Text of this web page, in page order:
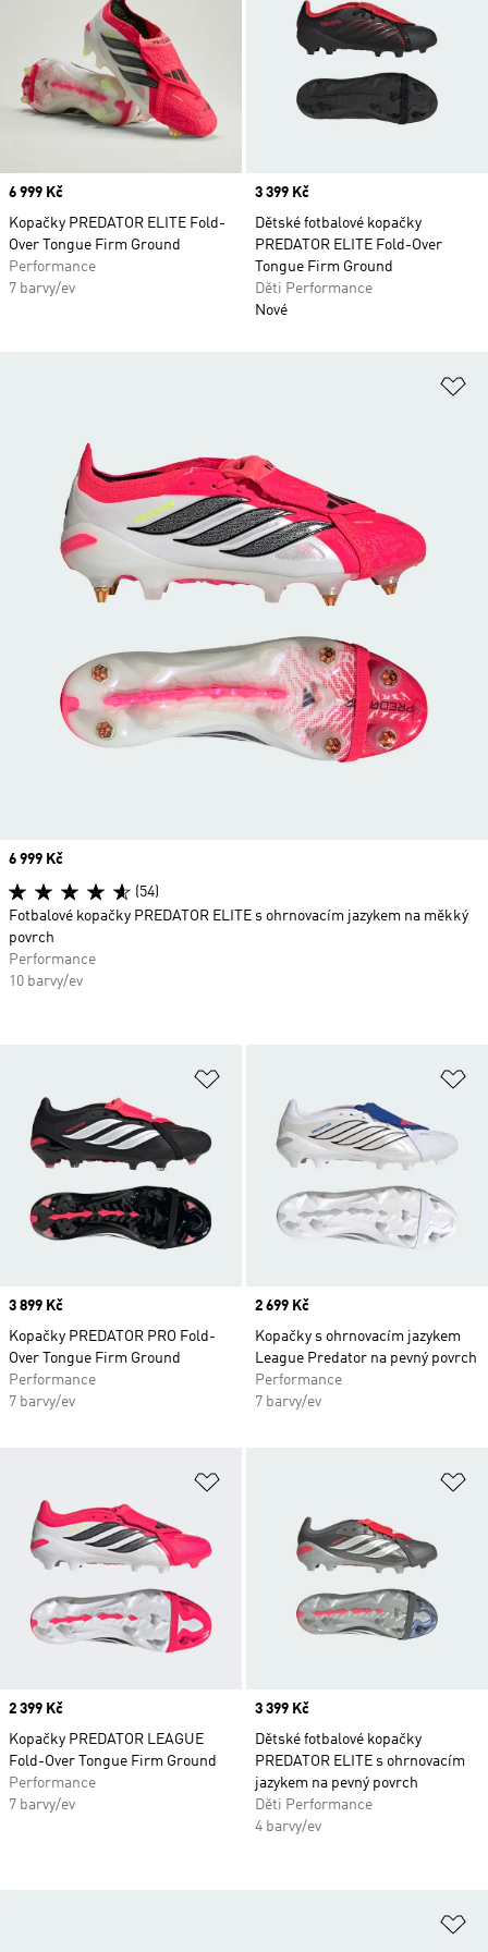
Price
6 999 Kč
Kopačky PREDATOR ELITE Fold-
Over Tongue Firm Ground
Performance
7 barvy/ev
Price
3 399 Kč
Dětské fotbalové kopačky
PREDATOR ELITE Fold-Over
Tongue Firm Ground
Děti Performance
Nové
Price
3 899 Kč
Kopačky PREDATOR PRO Fold-
Over Tongue Firm Ground
Performance
7 barvy/ev
Price
2 699 Kč
Kopačky s ohrnovacím jazykem
League Predator na pevný povrch
Performance
7 barvy/ev
Price
2 399 Kč
Kopačky PREDATOR LEAGUE
Fold-Over Tongue Firm Ground
Performance
7 barvy/ev
Price
3 399 Kč
Dětské fotbalové kopačky
PREDATOR ELITE s ohrnovacím
jazykem na pevný povrch
Děti Performance
4 barvy/ev
Price
6 999 Kč
(54)
Fotbalové kopačky PREDATOR ELITE s ohrnovacím jazykem na měkký
povrch
Performance
10 barvy/ev